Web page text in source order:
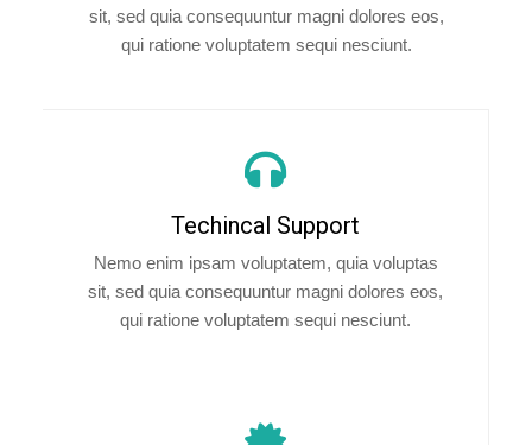
sit, sed quia consequuntur magni dolores eos,
qui ratione voluptatem sequi nesciunt.
Techincal Support
Nemo enim ipsam voluptatem, quia voluptas
sit, sed quia consequuntur magni dolores eos,
qui ratione voluptatem sequi nesciunt.